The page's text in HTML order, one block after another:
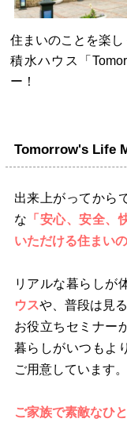
住まいのことを楽し
積水ハウス「
ー！
Tomorrow's Life
出来上がってから
な 「安心、安全、
いただける住まい
リアルな暮らしが
ウスや、普段は見
お役立ちセミナー
暮らしがいつもよ
ご用意しています。
ご家族で素敵なひ